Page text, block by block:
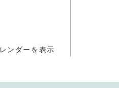
ンダーを表示